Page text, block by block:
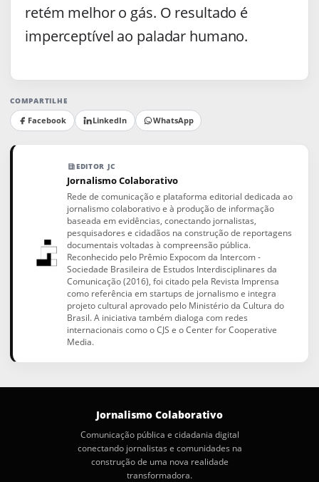
retém melhor o gás. O resultado é
imperceptível ao paladar humano.
COMPARTILHE
Facebook LinkedIn WhatsApp
EDITOR JC
Jornalismo Colaborativo
Rede de comunicação e plataforma editorial dedicada ao
jornalismo colaborativo e à produção de informação
baseada em evidências, conectando jornalistas,
pesquisadores e cidadãos na construção de reportagens
documentais voltadas à compreensão pública.
Reconhecido pelo Prêmio Expocom da Intercom -
Sociedade Brasileira de Estudos Interdisciplinares da
Comunicação (2016), foi citado pela Revista Imprensa
como referência em startups de jornalismo e integra
projeto cultural aprovado pelo Ministério da Cultura do
Brasil. A iniciativa também dialoga com redes
internacionais como o CJS e o Center for Cooperative
Media.
Jornalismo Colaborativo
Comunicação pública e cidadania digital
conectando jornalistas e comunidades na
construção de uma nova realidade
transformadora.